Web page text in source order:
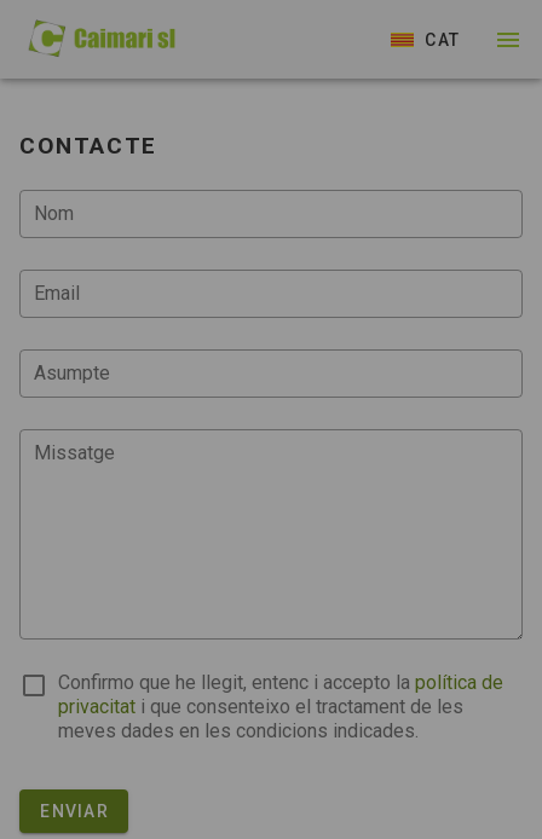
CAT
CONTACTE
Nom
Email
Asumpte
Missatge
Confirmo que he llegit, entenc i accepto la política de
privacitat i que consenteixo el tractament de les
meves dades en les condicions indicades.
ENVIAR